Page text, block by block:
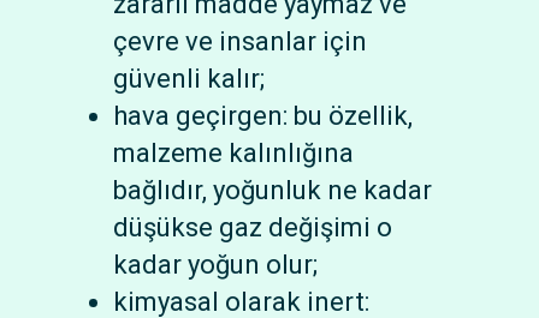
çevre ve insanlar için
güvenli kalır;
hava geçirgen: bu özellik,
malzeme kalınlığına
bağlıdır, yoğunluk ne kadar
düşükse gaz değişimi o
kadar yoğun olur;
kimyasal olarak inert: